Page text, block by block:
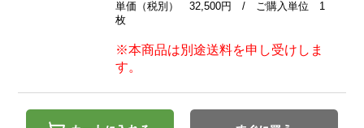
単価（税別） 32,500円 / ご購入単位 1
枚
※本商品は別途送料を申し受けしま
す。